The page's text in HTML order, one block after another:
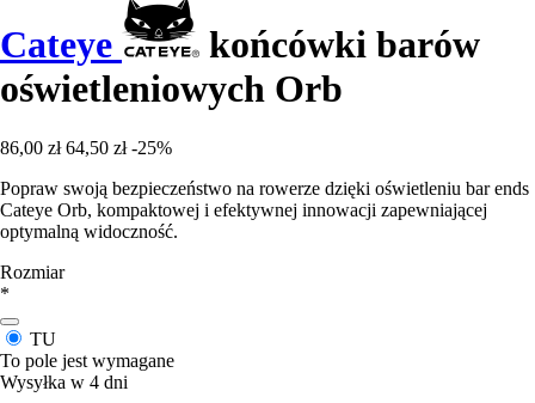
Cateye
końcówki barów
oświetleniowych Orb
86,00 zł 64,50 zł -25%
Popraw swoją bezpieczeństwo na rowerze dzięki oświetleniu bar ends
Cateye Orb, kompaktowej i efektywnej innowacji zapewniającej
optymalną widoczność.
Rozmiar
*
TU
To pole jest wymagane
Wysyłka w 4 dni